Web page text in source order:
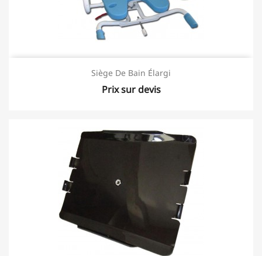
Siège De Bain Élargi
Prix sur devis